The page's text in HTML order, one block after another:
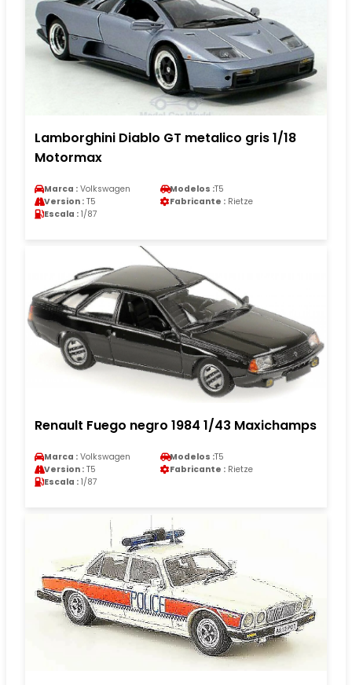
Lamborghini Diablo GT metalico gris 1/18
Motormax
Marca : Volkswagen Modelos :T5
Version : T5 Fabricante : Rietze
Escala : 1/87
Renault Fuego negro 1984 1/43 Maxichamps
Marca : Volkswagen Modelos :T5
Version : T5 Fabricante : Rietze
Escala : 1/87